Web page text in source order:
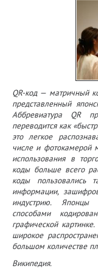
QR-код — матричный
представленный
Аббревиатура QR
переводится как
это легкое
числе и фотокамерой
использования в
коды больше всего
коды пользовались
информации,
индустрию. Японцы
способами
графической
широкое
большом количестве
Википедия.